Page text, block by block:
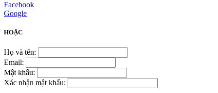
Facebook
Google
HOẶC
Họ và tên:
Email:
Mật khẩu:
Xác nhận mật khẩu: